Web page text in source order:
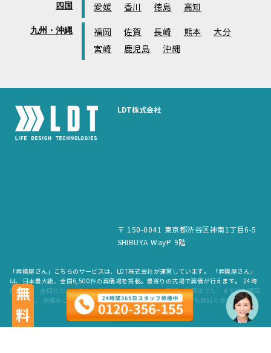
四国 愛媛 香川 徳島 高知
九州・沖縄 福岡 佐賀 長崎 熊本
大分
宮崎
鹿児島 沖縄
LDT株式会社
〒 150-0041 東京都渋谷区神南1丁目6-5
SHIBUYA WayP 9階
「葬儀屋さん」こちらのサービスは、LDT株式会社が運営しています。 「葬儀屋さん」
は、日本最大級、全国6,500件の葬儀場を掲載。最寄りの式場で葬儀が行えます。 24時
間365日・全国対応。スタッフが待機していますので、早朝でも深夜でも、まずはお電話
ください。 葬儀のご依頼だけでなく、お見積もりや費用のご相談も無料で承ります。
copyright © LDT.Co.Ltd. All Rights Reserved.
無料